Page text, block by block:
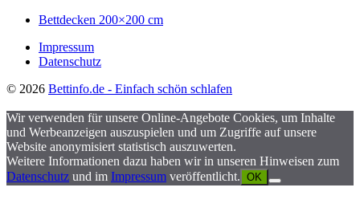
Bettdecken 200×200 cm
Impressum
Datenschutz
© 2026 Bettinfo.de - Einfach schön schlafen
Wir verwenden für unsere Online-Angebote Cookies, um Inhalte
und Werbeanzeigen auszuspielen und um Zugriffe auf unsere
Website anonymisiert statistisch auszuwerten.
Weitere Informationen dazu haben wir in unseren Hinweisen zum
Datenschutz und im Impressum veröffentlicht. OK